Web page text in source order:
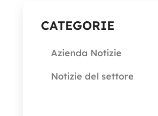
CATEGORIE
Azienda Notizie
Notizie del settore